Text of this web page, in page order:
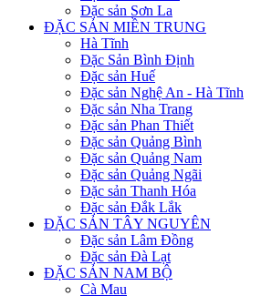
Đặc sản Sơn La
ĐẶC SẢN MIỀN TRUNG
Hà Tĩnh
Đặc Sản Bình Định
Đặc sản Huế
Đặc sản Nghệ An - Hà Tĩnh
Đặc sản Nha Trang
Đặc sản Phan Thiết
Đặc sản Quảng Bình
Đặc sản Quảng Nam
Đặc sản Quảng Ngãi
Đặc sản Thanh Hóa
Đặc sản Đắk Lắk
ĐẶC SẢN TÂY NGUYÊN
Đặc sản Lâm Đồng
Đặc sản Đà Lạt
ĐẶC SẢN NAM BỘ
Cà Mau